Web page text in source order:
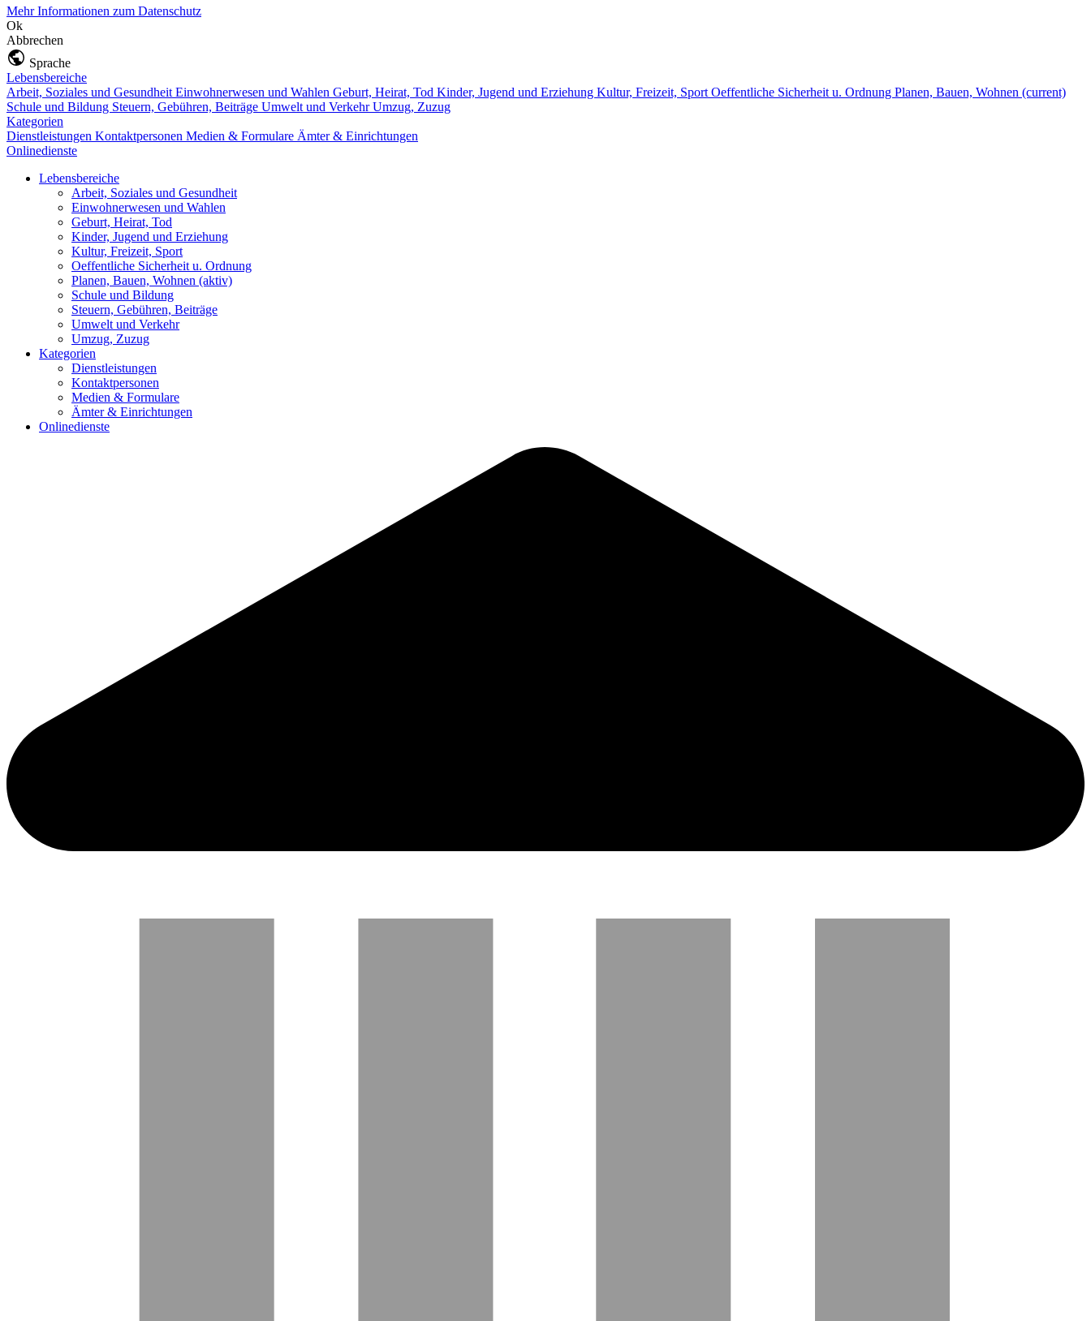
Mehr Informationen zum Datenschutz
Ok
Abbrechen
Sprache
Lebensbereiche
Arbeit, Soziales und Gesundheit Einwohnerwesen und Wahlen Geburt, Heirat, Tod Kinder, Jugend und Erziehung Kultur, Freizeit, Sport Oeffentliche Sicherheit u. Ordnung Planen, Bauen, Wohnen (current)
Schule und Bildung Steuern, Gebühren, Beiträge Umwelt und VerkehrUmzug, Zuzug
Kategorien
Dienstleistungen Kontaktpersonen Medien & Formulare Ämter & Einrichtungen
Onlinedienste
Lebensbereiche
Arbeit, Soziales und Gesundheit
Einwohnerwesen und Wahlen
Geburt, Heirat, Tod
Kinder, Jugend und Erziehung
Kultur, Freizeit, Sport
Oeffentliche Sicherheit u. Ordnung
Planen, Bauen, Wohnen (aktiv)
Schule und Bildung
Steuern, Gebühren, Beiträge
Umwelt und Verkehr
Umzug, Zuzug
Kategorien
Dienstleistungen
Kontaktpersonen
Medien & Formulare
Ämter & Einrichtungen
Onlinedienste